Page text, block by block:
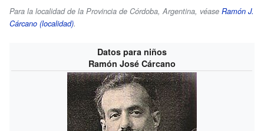
Para la localidad de la Provincia de Córdoba, Argentina, véase Ramón J.
Cárcano (localidad).
Datos para niños
Ramón José Cárcano